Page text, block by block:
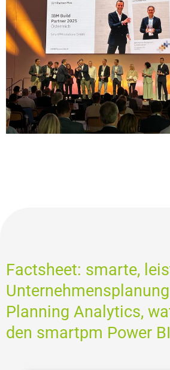
Factsheet: smarte,
Planning Analytics,
den smartpm Power